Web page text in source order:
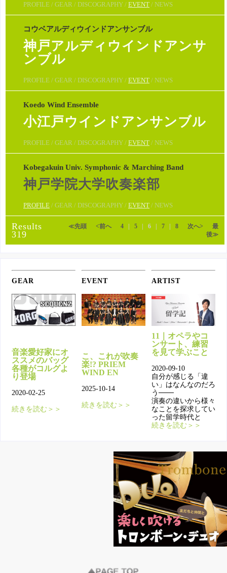
PROFILE / GEAR / DISCOGRAPHY / EVENT / NEWS
コウベアルディウインドアンサンブル
神戸アルディウインドアンサ
ンブル
PROFILE / GEAR / DISCOGRAPHY / EVENT / NEWS
Koedo Wind Ensemble
小江戸ウインドアンサンブル
PROFILE / GEAR / DISCOGRAPHY / EVENT / NEWS
Kobegakuin Univ. Symphonic & Marching Band
神戸学院大学吹奏楽部
PROFILE / GEAR / DISCOGRAPHY / EVENT / NEWS
Results
319
≪先頭 <前へ 4 5 6 7 8 次へ>
最
後≫
GEAR EVENT ARTIST
音楽愛好家にオ
ススメのバッグ
各種がコルグよ
り登場
2020-02-25
続きを読む＞＞
こ、これが吹奏
楽!? PRIEM
WIND EN
2025-10-14
続きを読む＞＞
11｜オペラやコ
ンサート、練習
を見て学ぶこと
2020-09-10
自分が感じる「違
い」はなんなのだろ
う───
演奏の違いから様々
なことを探求してい
った留学時代と
続きを読む＞＞